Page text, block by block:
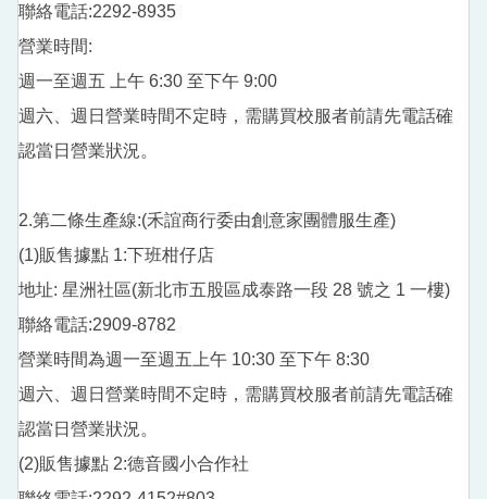
戶外教育資源平臺
聯絡電話:2292-8935
營業時間:
週一至週五 上午 6:30 至下午 9:00
週六、週日營業時間不定時，需購買校服者前請先電話確
認當日營業狀況。
2.第二條生產線:(禾誼商行委由創意家團體服生產)
(1)販售據點 1:下班柑仔店
地址: 星洲社區(新北市五股區成泰路一段 28 號之 1 一樓)
聯絡電話:2909-8782
營業時間為週一至週五上午 10:30 至下午 8:30
週六、週日營業時間不定時，需購買校服者前請先電話確
認當日營業狀況。
(2)販售據點 2:德音國小合作社